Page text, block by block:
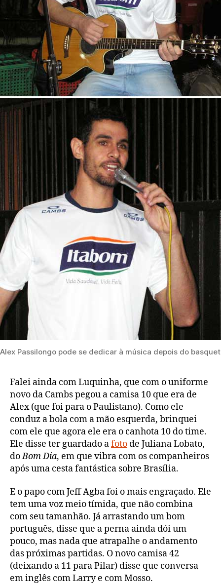
Alex Passilongo pode se dedicar à música depois do
Falei ainda com Luquinha, que com o uniforme
novo da Cambs pegou a camisa 10 que era de
Alex (que foi para o Paulistano). Como ele
conduz a bola com a mão esquerda, brinquei
com ele que agora ele era o canhota 10 do time.
Ele disse ter guardado afoto de Juliana Lobato,
doBom Dia, em que vibra com os companheiros
após uma cesta fantástica sobre Brasília.
E o papo com Jeff Agba foi o mais engraçado. Ele
tem uma voz meio tímida, que não combina
com seu tamanhão. Já arrastando um bom
português, disse que a perna ainda dói um
pouco, mas nada que atrapalhe o andamento
das próximas partidas. O novo camisa 42
(deixando a 11 para Pilar) disse que conversa
em inglês com Larry e com Mosso.